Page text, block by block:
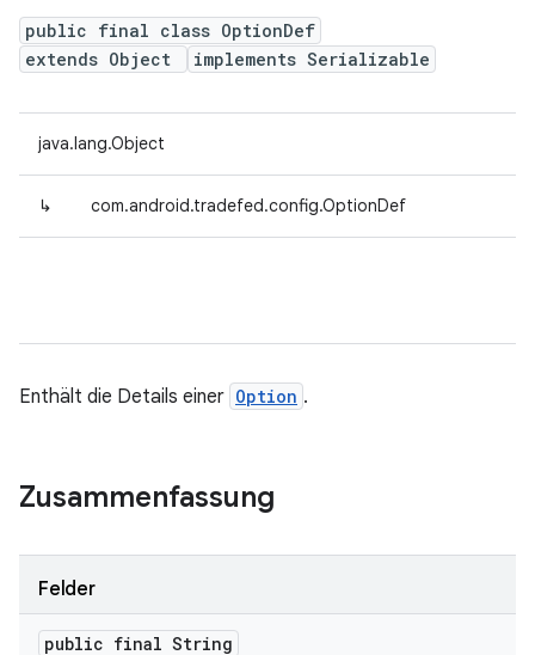
public final class OptionDef
extends Object
implements Serializable
java.lang.Object
↳ com.android.tradefed.config.OptionDef
Enthält die Details einer Option .
Zusammenfassung
Felder
public final String